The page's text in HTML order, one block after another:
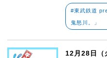
#東武鉄道
鬼怒川。」
12月28日（